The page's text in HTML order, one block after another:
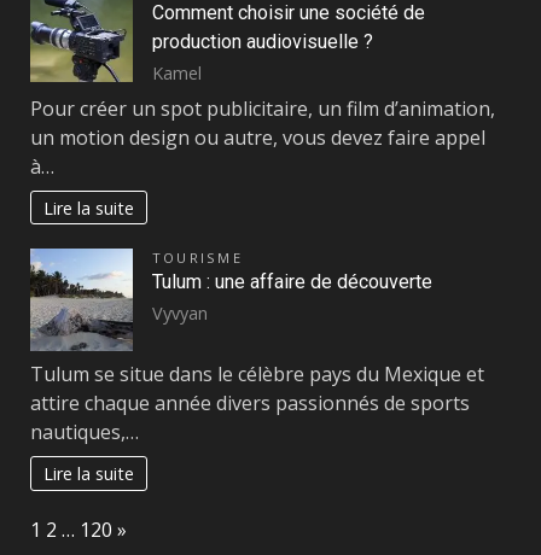
Comment choisir une société de
production audiovisuelle ?
Kamel
Pour créer un spot publicitaire, un film d’animation,
un motion design ou autre, vous devez faire appel
à…
Lire la suite
TOURISME
Tulum : une affaire de découverte
Vyvyan
Tulum se situe dans le célèbre pays du Mexique et
attire chaque année divers passionnés de sports
nautiques,…
Lire la suite
Page:
1 2 … 120 Next
»